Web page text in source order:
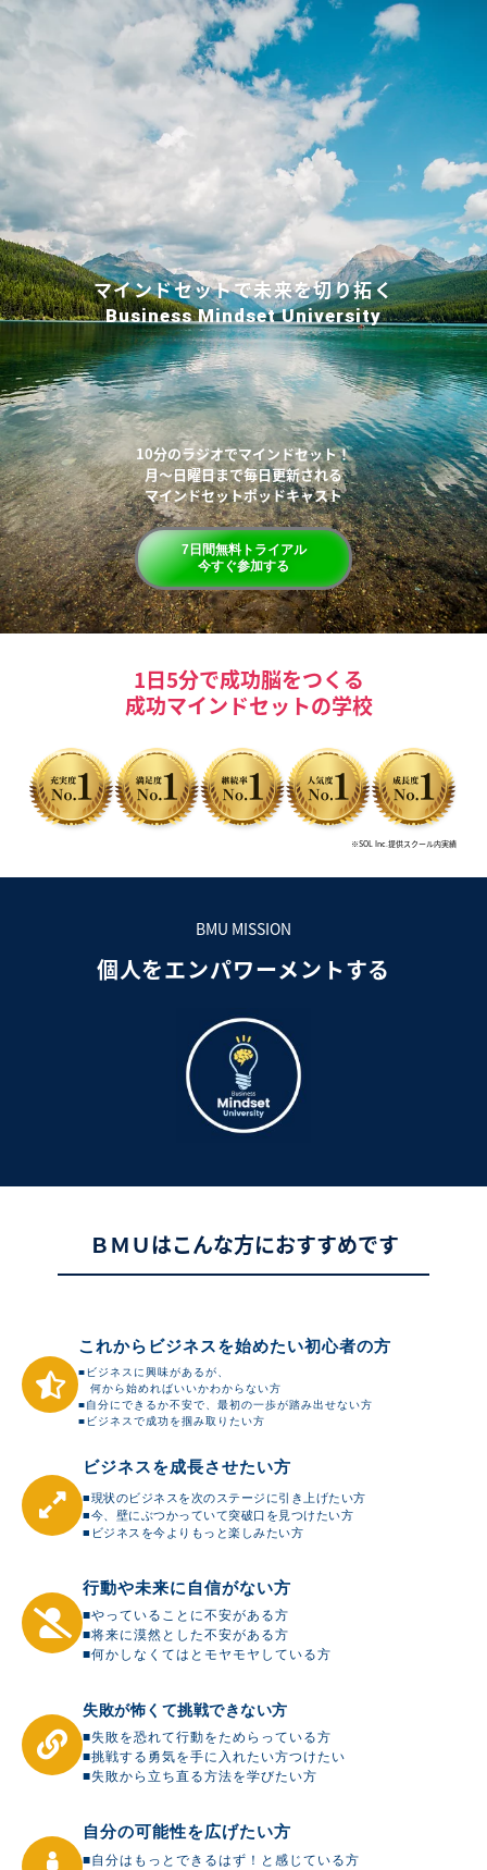
マインドセットで未来を切り拓く
Business Mindset University
10分のラジオでマインドセット！
月〜日曜日まで毎日更新される
マインドセットポッドキャスト
7日間無料トライアル
今すぐ参加する
1日5分で成功脳をつくる
成功マインドセットの学校
※SOL Inc.提供スクール内実績
BMU MISSION
個人をエンパワーメントする
ＢＭＵはこんな方におすすめです
これからビジネスを始めたい初心者の方
■ビジネスに興味があるが、
何から始めればいいかわからない方
■自分にできるか不安で、最初の一歩が踏み出せない方
■ビジネスで成功を掴み取りたい方
ビジネスを成長させたい方
■現状のビジネスを次のステージに引き上げたい方
■今、壁にぶつかっていて突破口を見つけたい方
■ビジネスを今よりもっと楽しみたい方
行動や未来に自信がない方
■やっていることに不安がある方
■将来に漠然とした不安がある方
■何かしなくてはとモヤモヤしている方
失敗が怖くて挑戦できない方
■失敗を恐れて行動をためらっている方
■挑戦する勇気を手に入れたい方つけたい
■失敗から立ち直る方法を学びたい方
自分の可能性を広げたい方
■自分はもっとできるはず！と感じている方